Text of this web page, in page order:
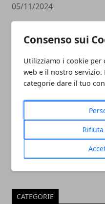
Consenso sui
Utilizziamo i cookie
web e il nostro servizio.
categorie dare il tuo
05/11/2024
PULITORE
CATEGORIE